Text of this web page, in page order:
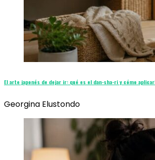
El arte japonés de dejar ir: qué es el dan-sha-ri y cómo
Georgina Elustondo